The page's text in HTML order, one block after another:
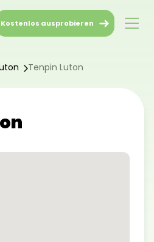
Kostenlos ausprobieren
Tenpin Luton